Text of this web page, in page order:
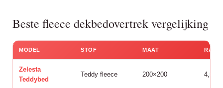
Beste fleece dekbedovertrek vergelijking
MODEL STOF MAAT
Zelesta
Teddybed
Teddy fleece 200×200 4,5